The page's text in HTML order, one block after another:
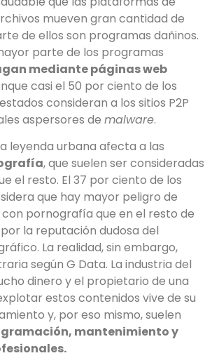
mueven gran cantidad de
de ellos son programas dañinos.
parte de los programas
mediante páginas web
casi el 50 por ciento de los
consideran a los sitios P2P
aspersores de malware.
leyenda urbana afecta a las
, que suelen ser consideradas
el resto. El 37 por ciento de los
que hay mayor peligro de
pornografía que en el resto de
la reputación dudosa del
La realidad, sin embargo,
según G Data. La industria del
dinero y el propietario de una
estos contenidos vive de su
y, por eso mismo, suelen
mantenimiento y